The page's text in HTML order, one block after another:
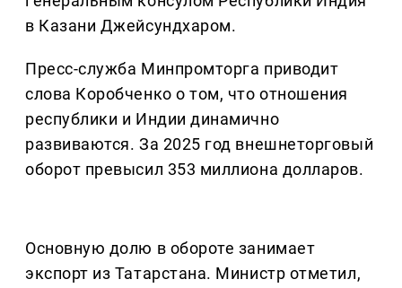
в Казани Джейсундхаром.
Пресс-служба Минпромторга приводит
слова Коробченко о том, что отношения
республики и Индии динамично
развиваются. За 2025 год внешнеторговый
оборот превысил 353 миллиона долларов.
Основную долю в обороте занимает
экспорт из Татарстана. Министр отметил,